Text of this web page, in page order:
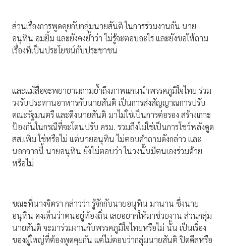
ส่วนเรื่องการพูดคุยกับกลุ่มนายสันติ ในการร่วมงานกัน นาย
อนุทิน อมยิ้ม และยังคงย้ำว่า ไม่รู้จะตอบอะไร และยังขอให้ถาม
เรื่องที่เป็นประโยชน์กับประชาชน
และแม้สื่อจะพยายามถามย้ำถึงภาพแกนนำพรรคภูมิใจไทย ร่วม
วงรับประทานอาหารกับนายสันติ เป็นการส่งสัญญาณการปรับ
คณะรัฐมนตรี และดึงนายสันติ มาไม่ใช่เป็นการต่อรอง สร้างเกาะ
ป้องกันในกรณีที่จะโดนปรับ ครม. รวมถึงไม่ใช่เป็นการโชว์พลังดูด
สส.เพิ่ม ใช่หรือไม่ แต่นายอนุทิน ไม่ตอบคำถามดังกล่าว และ
นอกจากนี้ นายอนุทิน ยังไม่ตอบว่า ในวงนั้นมีตนเองร่วมด้วย
หรือไม่
ขณะที่นางจิตรา กล่าวว่า รู้จักกับนายอนุทิน มานาน ซึ่งนาย
อนุทิน คงเห็นว่าตนอยู่ท้องถิ่น เลยอยากให้มาช่วยงาน ส่วนกลุ่ม
นายสันติ จะมาร่วมงานกับพรรคภูมิใจไทยหรือไม่ นั้น เป็นเรื่อง
ของผู้ใหญ่ที่ต้องพูดคุยกัน แต่ไม่ตอบว่ากลุ่มนายสันติ ปิดดีลหรือ